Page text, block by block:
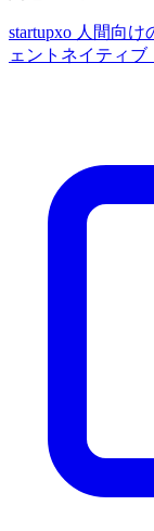
startupxo 人間向け
ェントネイティ